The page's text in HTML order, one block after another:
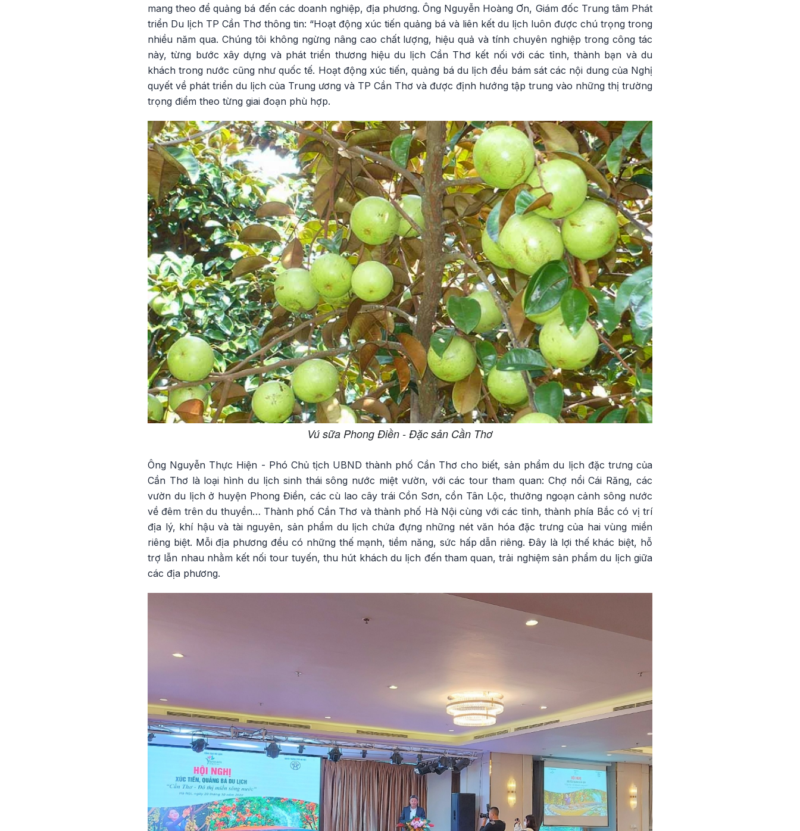
mang theo để quảng bá đến các doanh nghiệp, địa phương. Ông Nguyễn Hoàng Ơn, Giám đốc Trung tâm Phát
triển Du lịch TP Cần Thơ thông tin: “Hoạt động xúc tiến quảng bá và liên kết du lịch luôn được chú trọng trong
nhiều năm qua. Chúng tôi không ngừng nâng cao chất lượng, hiệu quả và tính chuyên nghiệp trong công tác
này, từng bước xây dựng và phát triển thương hiệu du lịch Cần Thơ kết nối với các tỉnh, thành bạn và du
khách trong nước cũng như quốc tế. Hoạt động xúc tiến, quảng bá du lịch đều bám sát các nội dung của Nghị
quyết về phát triển du lịch của Trung ương và TP Cần Thơ và được định hướng tập trung vào những thị trường
trọng điểm theo từng giai đoạn phù hợp.
Vú sữa Phong Điền - Đặc sản Cần Thơ
Ông Nguyễn Thực Hiện - Phó Chủ tịch UBND thành phố Cần Thơ cho biết, sản phẩm du lịch đặc trưng của
Cần Thơ là loại hình du lịch sinh thái sông nước miệt vườn, với các tour tham quan: Chợ nổi Cái Răng, các
vườn du lịch ở huyện Phong Điền, các cù lao cây trái Cồn Sơn, cồn Tân Lộc, thưởng ngoạn cảnh sông nước
về đêm trên du thuyền… Thành phố Cần Thơ và thành phố Hà Nội cùng với các tỉnh, thành phía Bắc có vị trí
địa lý, khí hậu và tài nguyên, sản phẩm du lịch chứa đựng những nét văn hóa đặc trưng của hai vùng miền
riêng biệt. Mỗi địa phương đều có những thế mạnh, tiềm năng, sức hấp dẫn riêng. Đây là lợi thế khác biệt, hỗ
trợ lẫn nhau nhằm kết nối tour tuyến, thu hút khách du lịch đến tham quan, trải nghiệm sản phẩm du lịch giữa
các địa phương.